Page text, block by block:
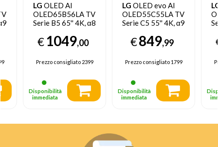
LG OLED AI
OLED65B56LA TV
Serie B5 65'' 4K, α8
Vision, 20W, 4
HDMI con VRR
120Hz, G-Sync,
Smart TV WebOS
€1049,00
Prezzo consigliato2399
Disponibilità
immediata
LG OLED evo AI
OLED55C55LA TV
Serie C5 55'' 4K, α9
Booster, 40W, 4
HDMI, VRR 144Hz,
Smart TV WebOS
25
€849,99
Prezzo consigliato1799
Disponibilità
immediata